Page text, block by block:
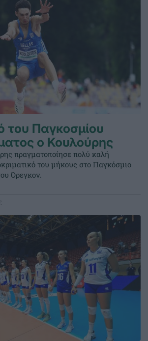
του Παγκοσμίου
ο Κουλούρης
πραγματοποίησε πολύ καλή
του μήκους στο Παγκόσμιο
Όρεγκον.